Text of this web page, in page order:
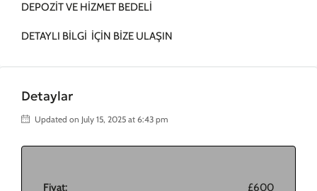
DEPOZİT VE HİZMET BEDELİ
DETAYLI BİLGİ İÇİN BİZE ULAŞIN
Detaylar
Updated on July 15, 2025 at 6:43 pm
Fiyat: £600